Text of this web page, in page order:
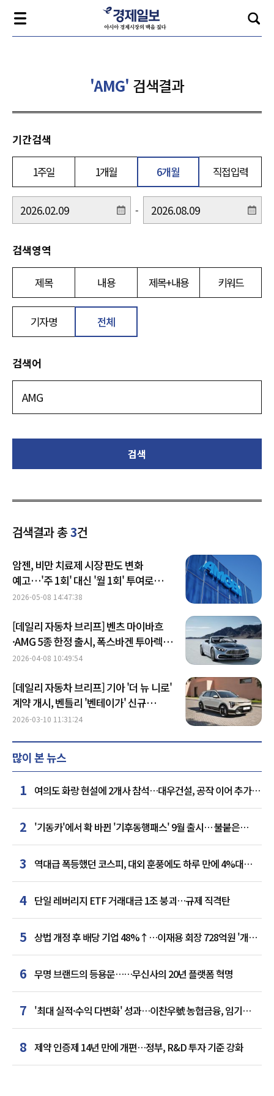
'AMG' 검색결과
기간검색
1주일 1개월 6개월 직접입력
-
검색영역
제목 내용 제목+내용 키워드
기자명 전체
검색어
검색
검색결과 총3건
암젠, 비만 치료제 시장 판도 변화
예고…'주 1회' 대신 '월 1회' 투여로
승부수
2026-05-08 14:47:38
[데일리 자동차 브리프] 벤츠 마이바흐
·AMG 5종 한정 출시, 폭스바겐 투아렉
파이널 고객 인도 外
2026-04-08 10:49:54
[데일리 자동차 브리프] 기아 '더 뉴 니로'
계약 개시, 벤틀리 '벤테이가' 신규
에디션 外
2026-03-10 11:31:24
많이 본 뉴스
1 여의도 화랑 현설에 2개사 참석…대우건설, 공작 이어 추가
거점 확보하나
2 '기동카'에서 확 바뀐 '기후동행패스' 9월 출시… 불붙은
카드사 경쟁
3
역대급 폭등했던 코스피, 대외 훈풍에도 하루 만에 4%대
급락
4 단일 레버리지 ETF 거래대금 1조 붕괴…규제 직격탄
5 상법 개정 후 배당 기업 48%↑…이재용 회장 728억원 '개인
최다'
6 무명 브랜드의 등용문……무신사의 20년 플랫폼 혁명
7 '최대 실적·수익 다변화' 성과…이찬우號 농협금융, 임기
말년 성장 박차
8 제약 인증제 14년 만에 개편…정부, R&D 투자 기준 강화